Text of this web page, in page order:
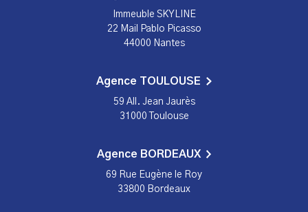
Immeuble SKYLINE
22 Mail Pablo Picasso
44000 Nantes
Agence TOULOUSE
59 All. Jean Jaurès
31000 Toulouse
Agence BORDEAUX
69 Rue Eugène le Roy
33800 Bordeaux